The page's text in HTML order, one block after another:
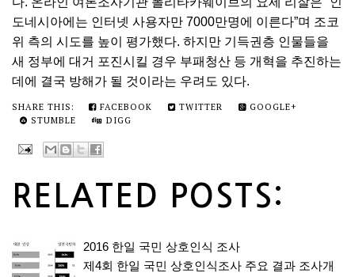
도네시아에는 인터넷 사용자만 7000만명에 이른다”며 조코
위 측의 시도를 높이 평가했다. 하지만 기득권층 인물들을
새 정부에 대거 포진시킬 경우 부패청산 등 개혁을 추진하는
데에 결국 방해가 될 것이라는 우려도 있다.
SHARE THIS: FACEBOOK TWITTER
GOOGLE+
STUMBLE
DIGG
RELATED POSTS:
2016 한일 국민 상호인식 조사
제4회 한일 국민 상호인식조사 주요 결과 조사개